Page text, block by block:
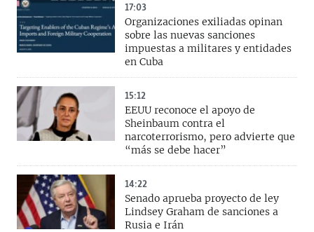
17:03
Organizaciones exiliadas opinan
sobre las nuevas sanciones
impuestas a militares y entidades
en Cuba
15:12
EEUU reconoce el apoyo de
Sheinbaum contra el
narcoterrorismo, pero advierte que
“más se debe hacer”
14:22
Senado aprueba proyecto de ley
Lindsey Graham de sanciones a
Rusia e Irán